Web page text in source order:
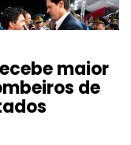
maior
de